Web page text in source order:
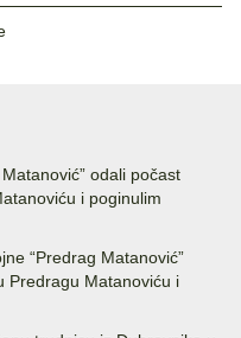
odali počast
i poginulim
“Predrag Matanović”
Predragu Matanoviću i